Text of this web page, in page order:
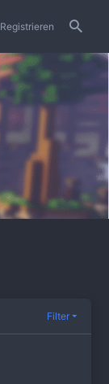
Registrieren
Filter